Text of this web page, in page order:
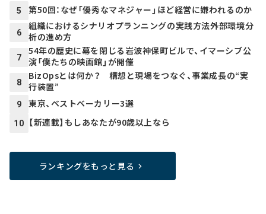
5 第50回：なぜ「優秀なマネジャー」ほど経営に嫌われるのか
6
組織におけるシナリオプランニングの実践方法――外部環境分
析の進め方
7
54年の歴史に幕を閉じる岩波神保町ビルで、イマーシブ公
演「僕たちの映画館」が開催
8
BizOpsとは何か？ 構想と現場をつなぐ、事業成長の“実
行装置”
9 東京、ベストベーカリー3選
10 【新連載】もしあなたが90歳以上なら
ランキングをもっと見る